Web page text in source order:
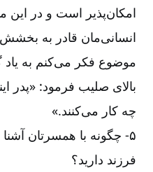
امکان‌‌پذیر است و در این
انسانی‌‌مان قادر به بخشش
موضوع فکر می‌‌کنم به یاد
بالای صلیب فرمود: «پدر
چه کار می‌‌کنند.»
۵-‏‏‏‏ چگونه با همسرتان
فرزند دارید؟